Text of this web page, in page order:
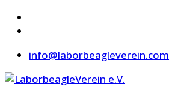
info@laborbeagleverein.com